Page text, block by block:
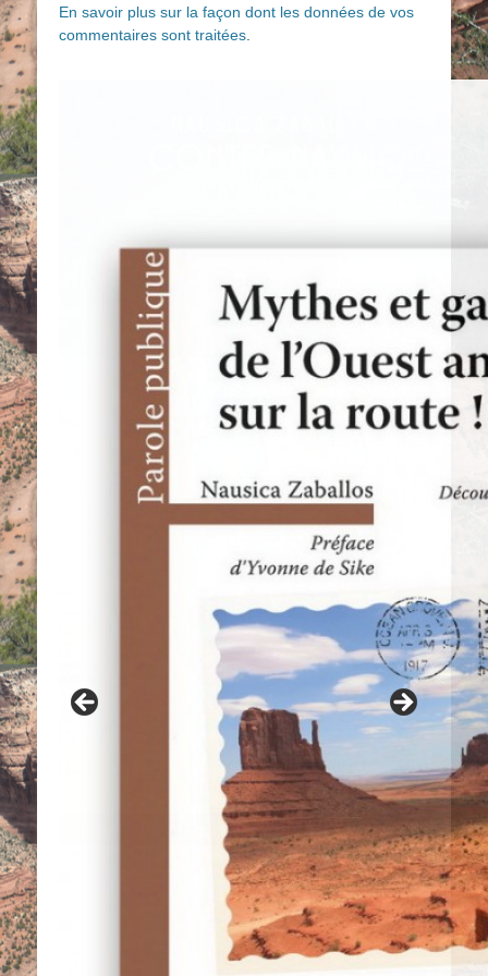
En savoir plus sur la façon dont les données de vos
commentaires sont traitées
Contes navajo du grand-père Benally